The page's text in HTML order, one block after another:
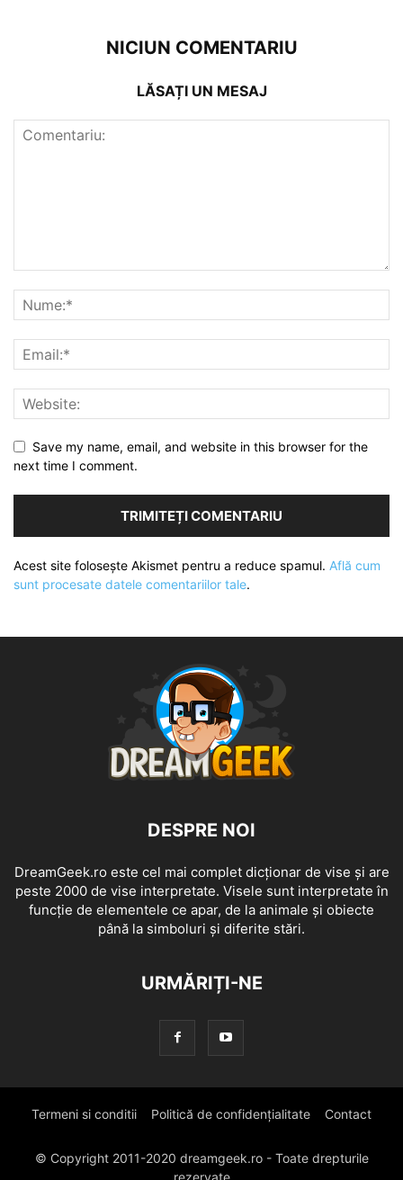
NICIUN COMENTARIU
LĂSAȚI UN MESAJ
Save my name, email, and website in this browser for the
next time I comment.
Acest site folosește Akismet pentru a reduce spamul. Află cum
sunt procesate datele comentariilor tale.
DESPRE NOI
DreamGeek.ro este cel mai complet dicționar de vise și are
peste 2000 de vise interpretate. Visele sunt interpretate în
funcție de elementele ce apar, de la animale și obiecte
până la simboluri și diferite stări.
URMĂRIȚI-NE
Termeni si conditii Politică de confidențialitate Contact
© Copyright 2011-2020 dreamgeek.ro - Toate drepturile